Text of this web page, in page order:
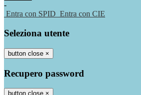
-
Entra con SPID Entra con CIE
Seleziona utente
button close ×
Recupero password
button close ×